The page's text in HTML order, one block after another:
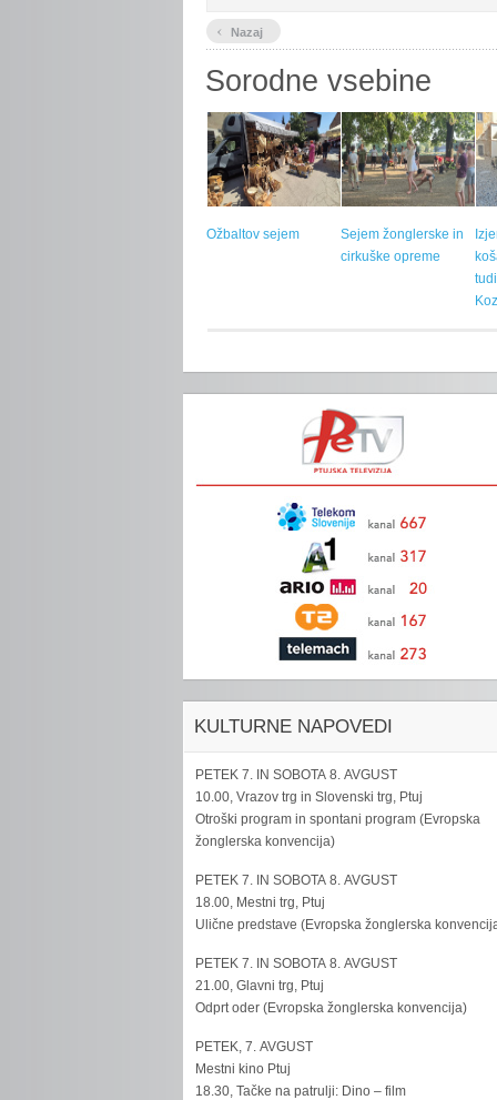
‹ Nazaj
Sorodne vsebine
Ožbaltov sejem
Sejem žonglerske in
cirkuške opreme
KULTURNE NAPOVEDI
PETEK 7. IN SOBOTA 8. AVGUST
10.00, Vrazov trg in Slovenski trg, Ptuj
Otroški program in spontani program (Evropska
žonglerska konvencija)
PETEK 7. IN SOBOTA 8. AVGUST
18.00, Mestni trg, Ptuj
Ulične predstave (Evropska žonglerska
PETEK 7. IN SOBOTA 8. AVGUST
21.00, Glavni trg, Ptuj
Odprt oder (Evropska žonglerska konvencija)
PETEK, 7. AVGUST
Mestni kino Ptuj
18.30, Tačke na patrulji: Dino – film